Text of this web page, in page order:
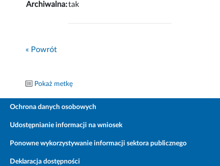
Archiwalna:tak
« Powrót
Pokaż metkę
Ochrona danych osobowych
Udostępnianie informacji na wniosek
Ponowne wykorzystywanie informacji sektora publicznego
Deklaracja dostępności